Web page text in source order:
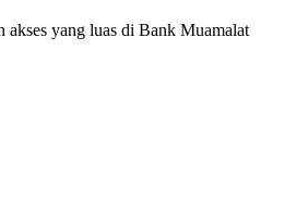
akses yang luas di Bank Muamalat